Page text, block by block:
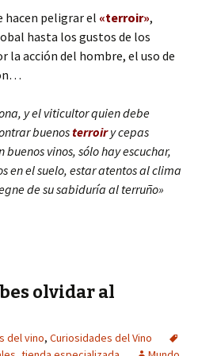
hacen peligrar el «terroir»,
hasta los gustos de los
la acción del hombre, el uso de
y el viticultor quien debe
buenosterroir y cepas
vinos, sólo hay escuchar,
en el suelo, estar atentos al clima
de su sabiduría al terruño»
olvidar al
del vino, Curiosidades del Vino